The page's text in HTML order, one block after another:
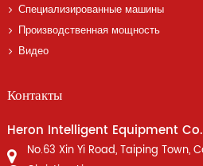
Специализированные машины
Производственная мощность
Видео
Контакты
Heron Intelligent Equipment
No.63 Xin Yi Road, Taiping Town,